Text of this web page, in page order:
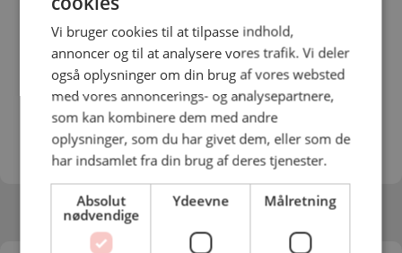
Per Etbøl
Konsulent
Direkte:40 70 09 92
pet@bccr.dk
Vi bruger cookies til at tilpasse indhold,
annoncer og til at analysere vores trafik. Vi deler
også oplysninger om din brug af vores websted
med vores annoncerings- og analysepartnere,
som kan kombinere dem med andre
oplysninger, som du har givet dem, eller som de
har indsamlet fra din brug af deres tjenester.
Absolut
nødvendige
Ydeevne Målretning